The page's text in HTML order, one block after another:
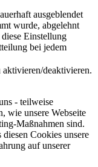
ausgeblendet
wurde, abgelehnt
Einstellung
bei jedem
deaktivieren.
- teilweise
wie unsere Webseite
Maßnahmen sind.
Cookies unsere
auf unserer